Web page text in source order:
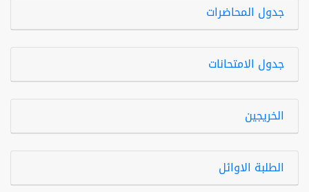
جدول المحاضرات
جدول الامتحانات
الخريجين
الطلبة الاوائل